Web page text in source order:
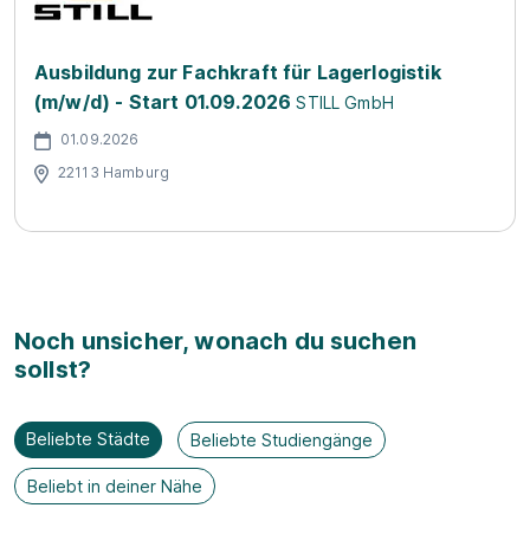
Ausbildung zur Fachkraft für Lagerlogistik
(m/w/d) - Start 01.09.2026 STILL GmbH
01.09.2026
22113 Hamburg
Noch unsicher, wonach du suchen
sollst?
Beliebte Städte Beliebte Studiengänge
Beliebt in deiner Nähe